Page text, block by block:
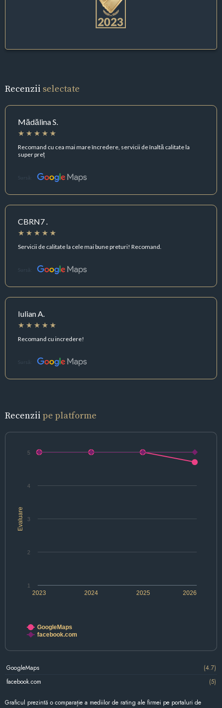
Recenzii selectate
Mădălina S.
Recomand cu cea mai mare încredere, servicii de înaltă calitate la
super preț
Sursă:
CBRN7 .
Servicii de calitate la cele mai bune preturi! Recomand.
Sursă:
Iulian A.
Recomand cu incredere!
Sursă:
Recenzii pe platforme
Evaluare
2024 2026
2023 2025
1
2
3
4
5
GoogleMaps
facebook.com
GoogleMaps
(4.7)
facebook.com
(5)
Graficul prezintă o comparație a mediilor de rating ale firmei pe portaluri de